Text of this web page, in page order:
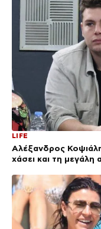
LIFE
Αλέξανδρος
χάσει και τη μεγάλη